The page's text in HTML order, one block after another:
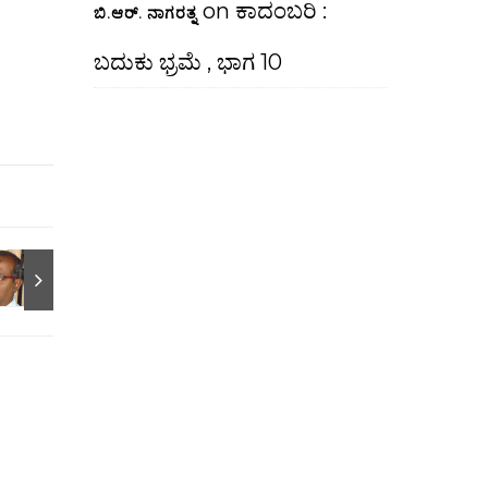
ಬಿ.ಆರ್. ನಾಗರತ್ನ on ಕಾದಂಬರಿ :
ಬದುಕು ಭ್ರಮೆ , ಭಾಗ 10